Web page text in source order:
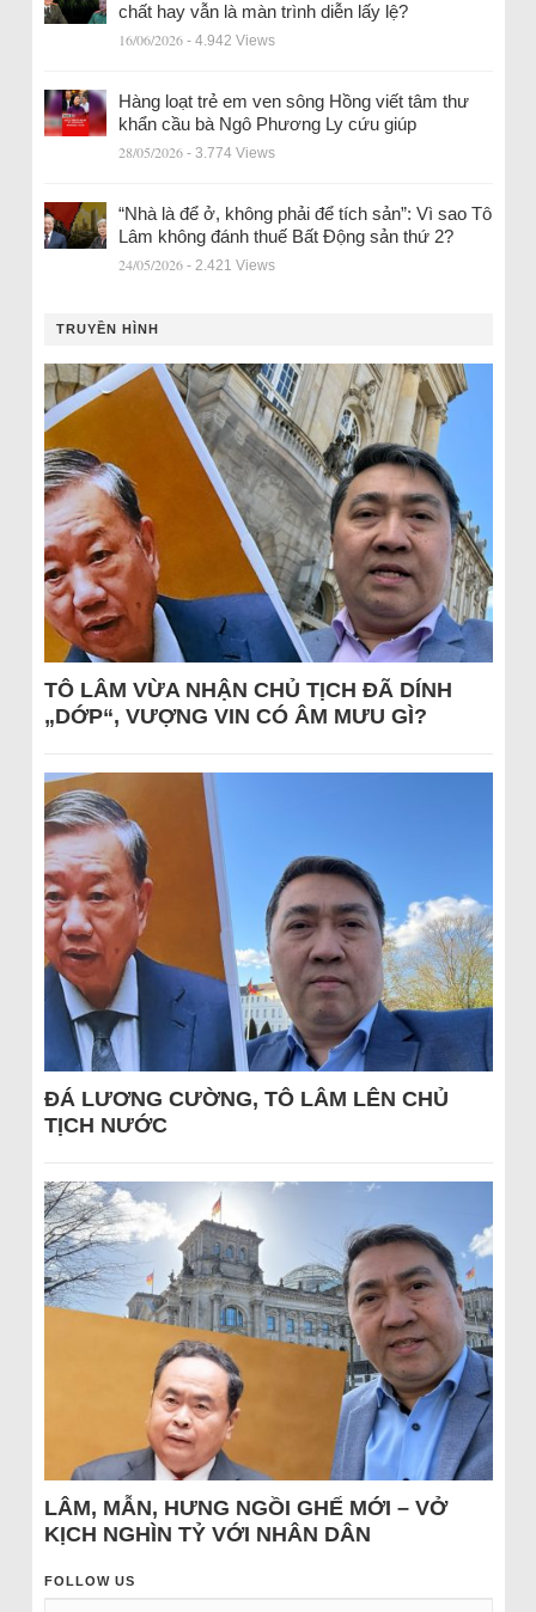
chất hay vẫn là màn trình diễn lấy lệ?
16/06/2026 - 4.942 Views
Hàng loạt trẻ em ven sông Hồng viết tâm thư
khẩn cầu bà Ngô Phương Ly cứu giúp
28/05/2026 - 3.774 Views
“Nhà là để ở, không phải để tích sản”: Vì sao Tô
Lâm không đánh thuế Bất Động sản thứ 2?
24/05/2026 - 2.421 Views
TRUYỀN HÌNH
TÔ LÂM VỪA NHẬN CHỦ TỊCH ĐÃ DÍNH
„DỚP“, VƯỢNG VIN CÓ ÂM MƯU GÌ?
ĐÁ LƯƠNG CƯỜNG, TÔ LÂM LÊN CHỦ
TỊCH NƯỚC
LÂM, MẪN, HƯNG NGỒI GHẾ MỚI – VỞ
KỊCH NGHÌN TỶ VỚI NHÂN DÂN
FOLLOW US